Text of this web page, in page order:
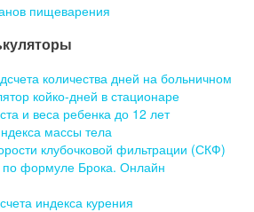
пищеварения
количества дней на больничном
койко-дней в стационаре
и веса ребенка до 12 лет
массы тела
клубочковой фильтрации (СКФ)
формуле Брока. Онлайн
индекса курения